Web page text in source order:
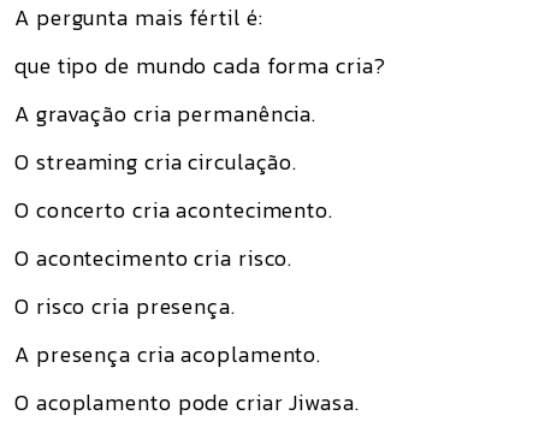
A pergunta mais fértil é:
que tipo de mundo cada forma cria?
A gravação cria permanência.
O streaming cria circulação.
O concerto cria acontecimento.
O acontecimento cria risco.
O risco cria presença.
A presença cria acoplamento.
O acoplamento pode criar Jiwasa.